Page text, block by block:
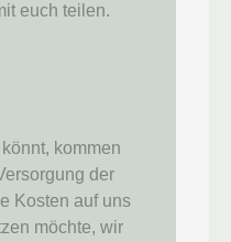
euch teilen.
kommen
der
Kosten auf uns
möchte, wir